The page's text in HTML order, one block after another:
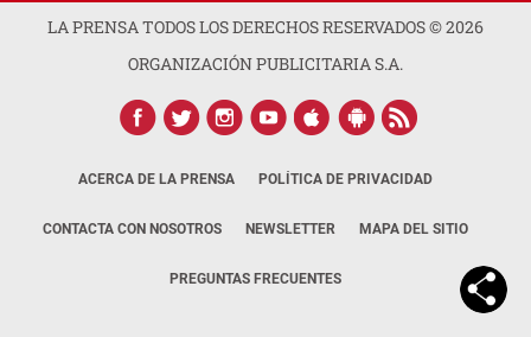
LA PRENSA TODOS LOS DERECHOS RESERVADOS ©2026
ORGANIZACIÓN PUBLICITARIA S.A.
ACERCA DE LA PRENSA POLÍTICA DE PRIVACIDAD
CONTACTA CON NOSOTROS NEWSLETTER MAPA DEL SITIO
PREGUNTAS FRECUENTES